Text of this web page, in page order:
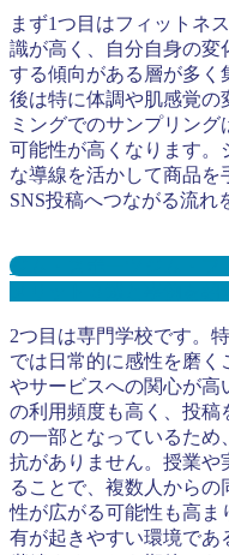
まず1つ目はフィットネ
識が高く、自分自身の変
する傾向がある層が多く
後は特に体調や肌感覚の
ミングでのサンプリン
可能性が高くなります。
な導線を活かして商品を
SNS投稿へつながる流れ
ジム・スポーツジム・フ
メリット３選と事例を紹
2つ目は専門学校です。
では日常的に感性を磨く
やサービスへの関心が高
の利用頻度も高く、投稿
の一部となっているため
抗がありません。授業や
ることで、複数人から
性が広がる可能性も高ま
有が起きやすい環境であ